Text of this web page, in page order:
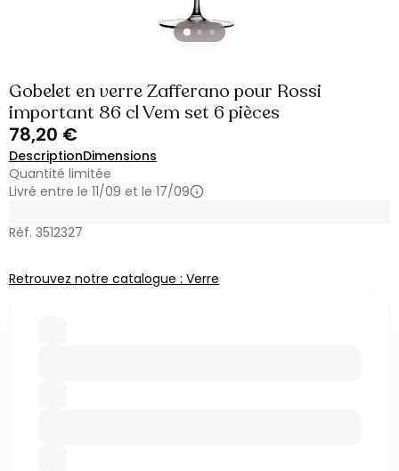
Gobelet en verre Zafferano pour Rossi
important 86 cl Vem set 6 pièces
78,20 €
DescriptionDimensions
Quantité limitée
Livré entre le 11/09 et le 17/09
Réf. 3512327
Retrouvez notre catalogue : Verre